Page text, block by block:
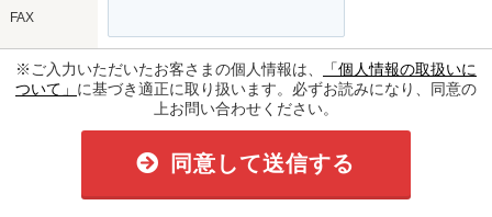
FAX
※ご入力いただいたお客さまの個人情報は、
「個人情報の取扱いに
ついて」 に基づき適正に取り扱います。必ずお読みになり、同意の
上お問い合わせください。
同意して送信する